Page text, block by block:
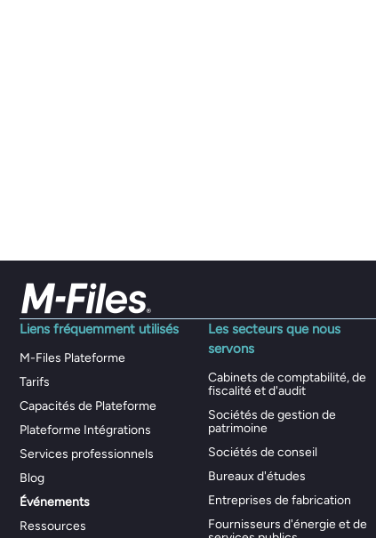
Liens fréquemment utilisés
M-Files Plateforme
Tarifs
Capacités de Plateforme
Plateforme Intégrations
Services professionnels
Blog
Événements
Ressources
Les secteurs que nous
servons
Cabinets de comptabilité, de
fiscalité et d'audit
Sociétés de gestion de
patrimoine
Sociétés de conseil
Bureaux d'études
Entreprises de fabrication
Fournisseurs d'énergie et de